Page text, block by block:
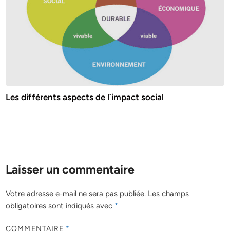
Les différents aspects de l´impact social
Laisser un commentaire
Votre adresse e-mail ne sera pas publiée. Les champs
obligatoires sont indiqués avec *
COMMENTAIRE *